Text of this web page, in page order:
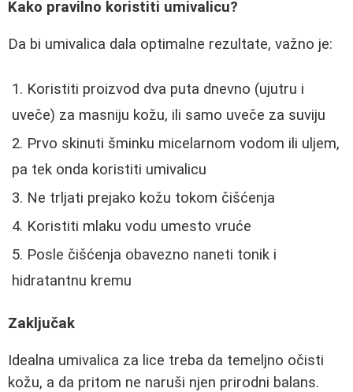
Kako pravilno koristiti umivalicu?
Da bi umivalica dala optimalne rezultate, važno je:
Koristiti proizvod dva puta dnevno (ujutru i
uveče) za masniju kožu, ili samo uveče za suviju
Prvo skinuti šminku micelarnom vodom ili uljem,
pa tek onda koristiti umivalicu
Ne trljati prejako kožu tokom čišćenja
Koristiti mlaku vodu umesto vruće
Posle čišćenja obavezno naneti tonik i
hidratantnu kremu
Zaključak
Idealna umivalica za lice treba da temeljno očisti
kožu, a da pritom ne naruši njen prirodni balans.